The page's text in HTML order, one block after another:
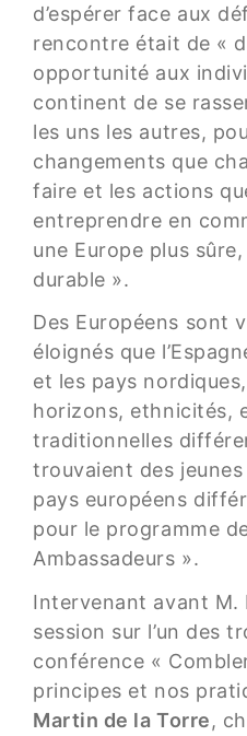
d’espérer face aux
rencontre était de «
opportunité aux
continent de se
les uns les autres,
changements que
faire et les actions
entreprendre en
une Europe plus
durable ».
Des Européens sont
éloignés que
et les pays
horizons, ethnicités,
traditionnelles
trouvaient des
pays européens
pour le programme
Ambassadeurs ».
Intervenant avant M.
session sur l’un des
conférence «
principes et nos
Martin de la Torre,